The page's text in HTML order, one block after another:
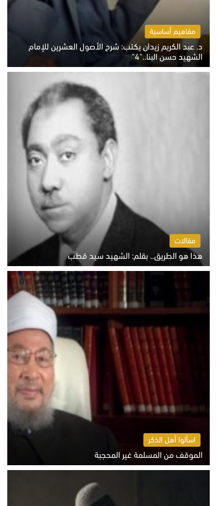
مفاهيم أساسية
د. عبد الكريم زيدان يكتب: شرح الأصول العشرين للإمام
الشهيد حسن البنا.."4"
الخميس 6 أغسطس 2026 10:27 ص
مقالات
هذا هو الطريق.. بقلم: الشهيد سيد قطب
الخميس 6 أغسطس 2026 10:52 ص
اسألوا أهل الذكر
الموقف من المسلمة غير المحجبة
الخميس 6 أغسطس 2026 10:45 ص